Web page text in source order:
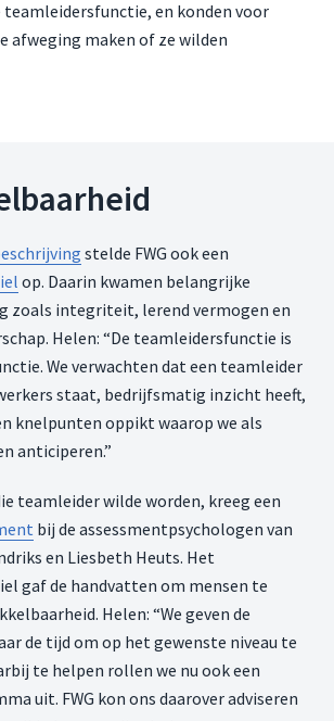
teamleidersfunctie, en konden voor
afweging maken of ze wilden
stelde FWG ook een
op. Daarin kwamen belangrijke
zoals integriteit, lerend vermogen en
Helen: “De teamleidersfunctie is
We verwachten dat een teamleider
staat, bedrijfsmatig inzicht heeft,
knelpunten oppikt waarop we als
anticiperen.”
teamleider wilde worden, kreeg een
bij de assessmentpsychologen van
en Liesbeth Heuts. Het
gaf de handvatten om mensen te
Helen: “We geven de
de tijd om op het gewenste niveau te
te helpen rollen we nu ook een
uit. FWG kon ons daarover adviseren